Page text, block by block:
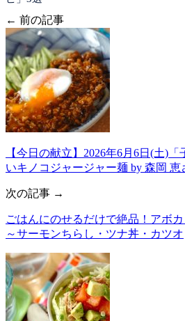
← 前の記事
【今日の献立】2026年6月6日(土)
いキノコジャージャー麺 by 森岡 恵
次の記事 →
ごはんにのせるだけで絶品！アボ
～サーモンちらし・ツナ丼・カツオ